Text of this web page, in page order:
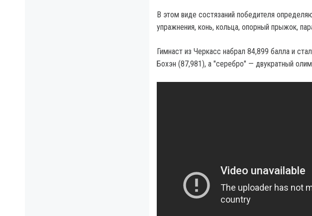
В этом виде состязаний победителя
упражнения, конь, кольца, опорный прыжок,
Гимнаст из Черкасс набрал 84,899 балла и
Бохэн (87,981), а "серебро" — двукратный